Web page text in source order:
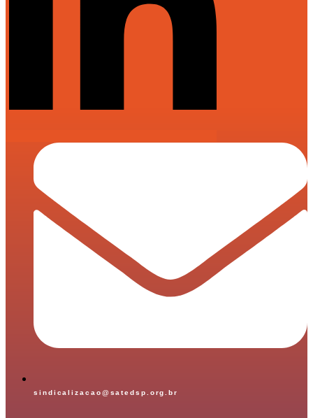
sindicalizacao@satedsp.org.br